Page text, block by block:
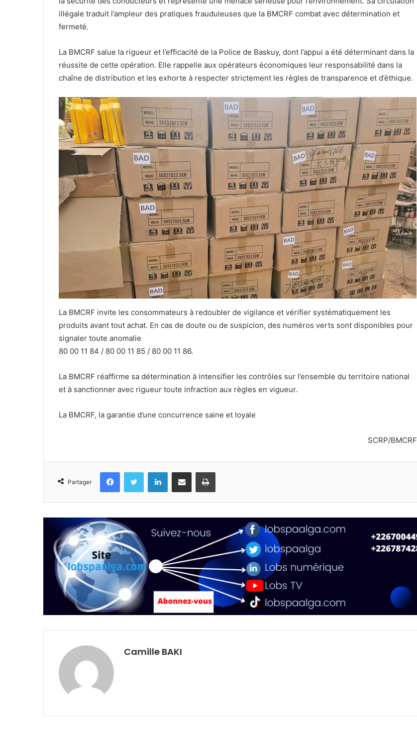
illégale traduit l’ampleur des pratiques frauduleuses que la BMCRF combat avec détermination et
fermeté.
La BMCRF salue la rigueur et l’efficacité de la Police de Baskuy, dont l’appui a été déterminant dans la
réussite de cette opération. Elle rappelle aux opérateurs économiques leur responsabilité dans la
chaîne de distribution et les exhorte à respecter strictement les règles de transparence et d’éthique.
La BMCRF invite les consommateurs à redoubler de vigilance et vérifier systématiquement les
produits avant tout achat. En cas de doute ou de suspicion, des numéros verts sont disponibles pour
signaler toute anomalie
80 00 11 84 / 80 00 11 85 / 80 00 11 86.
La BMCRF réaffirme sa détermination à intensifier les contrôles sur l’ensemble du territoire national
et à sanctionner avec rigueur toute infraction aux règles en vigueur.
La BMCRF, la garantie d’une concurrence saine et loyale
SCRP/BMCRF
Partager
FacebookTwitter LinkedinPartager par email Imprimer
Camille BAKI